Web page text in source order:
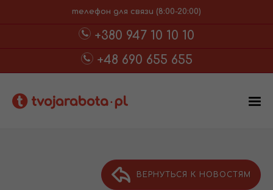
телефон для связи (8:00-20:00)
+380 947 10 10 10
+48 690 655 655
ВЕРНУТЬСЯ К НОВОСТЯМ